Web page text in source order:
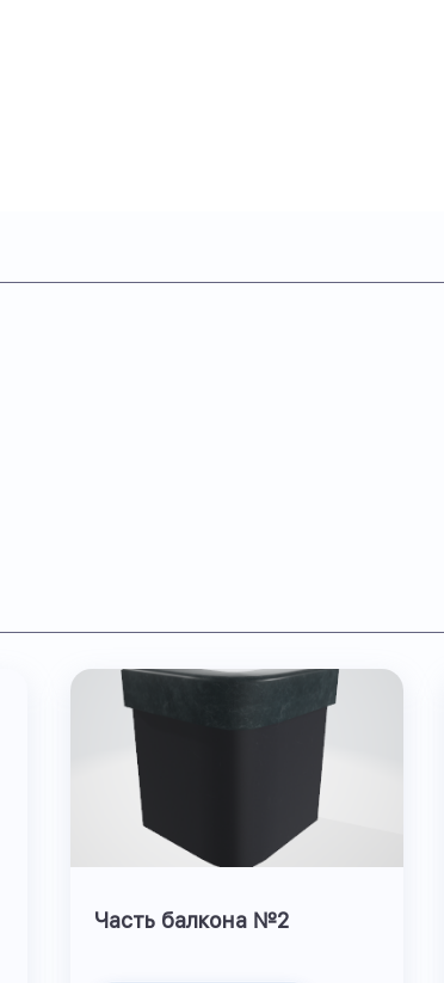
Часть балкона №2